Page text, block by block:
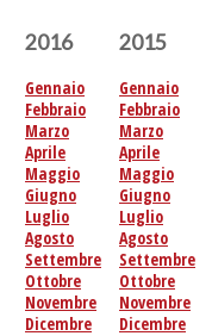
2016
Gennaio
Febbraio
Marzo
Aprile
Maggio
Giugno
Luglio
Agosto
Settembre
Ottobre
Novembre
Dicembre
2015
Gennaio
Febbraio
Marzo
Aprile
Maggio
Giugno
Luglio
Agosto
Settembre
Ottobre
Novembre
Dicembre